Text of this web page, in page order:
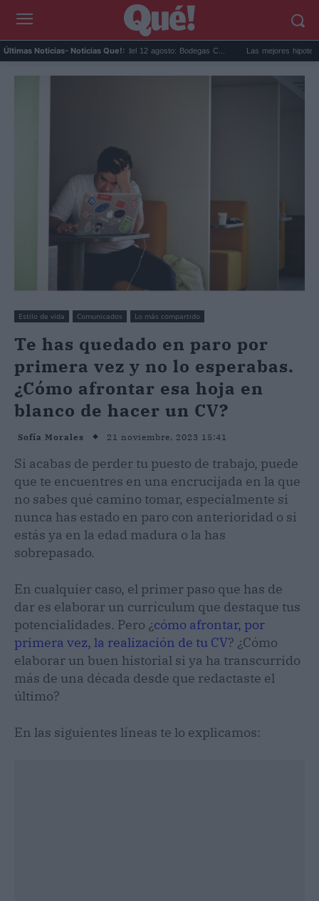
Últimas Noticias- Noticias Que!:
Eclipse solar en Cariñena del 12 agosto: Bodegas C... Las mejores hipotecas de
Estilo de vida Comunicados Lo más compartido
Te has quedado en paro por
primera vez y no lo esperabas.
¿Cómo afrontar esa hoja en
blanco de hacer un CV?
Sofía Morales 21 noviembre, 2023 15:41
Si acabas de perder tu puesto de trabajo, puede
que te encuentres en una encrucijada en la que
no sabes qué camino tomar, especialmente si
nunca has estado en paro con anterioridad o si
estás ya en la edad madura o la has
sobrepasado.
En cualquier caso, el primer paso que has de
dar es elaborar un currículum que destaque tus
potencialidades. Pero ¿cómo afrontar, por
primera vez, la realización de tu CV? ¿Cómo
elaborar un buen historial si ya ha transcurrido
más de una década desde que redactaste el
último?
En las siguientes líneas te lo explicamos: